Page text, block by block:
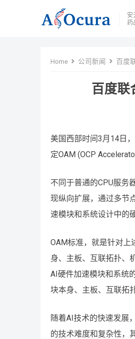
安
药
Home 公司新闻 百度
百度联
美国西部时间3月14日
定OAM (OCP
不同于普通的CPU服务
现纵向扩展，通过多节
速模块和系统设计中的
OAM标准，就是针对
身、主板、互联拓扑、
AI硬件加速模块和系统
块本身、主板、互联拓
随着AI技术的快速发展
的技术难度和复杂性，